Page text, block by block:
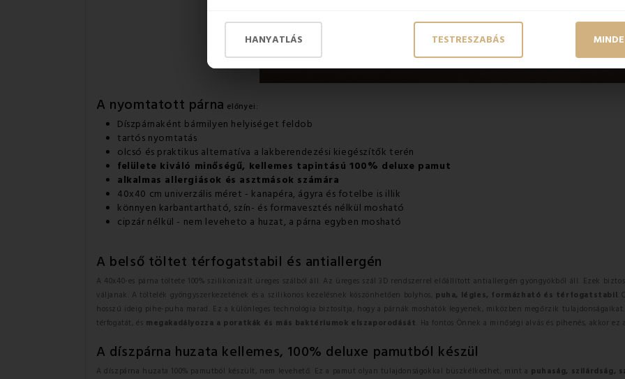
HANYATLÁS TESTRESZABÁS
A nyomtatott párna előnyei:
Díszpárnaként bármilyen helyiséget feldob
tartós nyomtatás
olcsó és praktikus alternatíva a lakberendezési kiegészítők terén
felülete kiváló minőségű, kellemes tapintású100% deluxe pamut
alkalmas allergiások és asztmások számára
40x40 cm univerzális méret - kanapéra, ágyra és fotelbe is illik
könnyen karbantartható, szín- és formavesztés nélkül mosható
cipzár nélkül - nem leveheto a huzat, a párna egyben mosható
A belső töltet térfogatstabil és antiallergén
A 40x40-es párna töltete 100% szilikonizált üreges szálból áll. Az üreges szál 3D rendszerrel előállított antiallergén gyöngyökből áll. Ezek
váljanak. A töltelék gyöngyszerkezetének és a szilikonos kezelésnek köszönhetően bolyhos, puha, légies, formázható és térfogatstabil
hosszú ideig pihe-puha marad. Ez a különleges technológia biztosítja, hogy a párnák moshatók legyenek, miközben megőrzik
térfogatát, és megakadályozza a poratkák és más baktériumok elszaporodását . Ha fontos Önnek a minőségi alvás és pihenés, akkor
A díszpárna huzata kellemes, 100% deluxe pamutból készül
A díszpárna huzata 100% pamutból készült, nem levehető. Ez a pamut olyan tulajdonságokkal büszkélkedhet, mint a puhaság, szilárdság,